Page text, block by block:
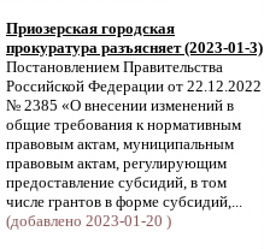
Приозерская городская
прокуратура разъясняет (2023-01-3)
Постановлением Правительства
Российской Федерации от 22.12.2022
№ 2385 «О внесении изменений в
общие требования к нормативным
правовым актам, муниципальным
правовым актам, регулирующим
предоставление субсидий, в том
числе грантов в форме субсидий,...
(добавлено 2023-01-20 )